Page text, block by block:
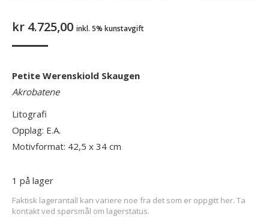
kr 4.725,00 inkl. 5% kunstavgift
Petite Werenskiold Skaugen
Akrobatene
Litografi
Opplag: E.A.
Motivformat: 42,5 x 34 cm
1 på lager
Faktisk lagerantall kan variere noe fra det som er oppgitt her. Ta
kontakt ved spørsmål om lagerstatus.